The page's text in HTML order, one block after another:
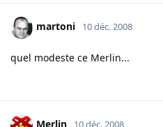
martoni 10 déc. 2008
quel modeste ce Merlin...
Merlin